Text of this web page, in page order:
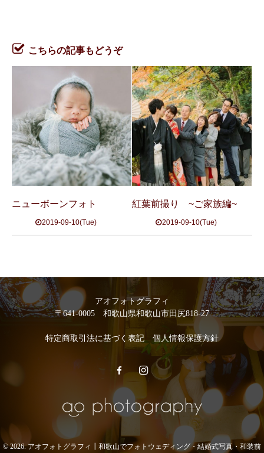
こちらの記事もどうぞ
ニューボーンフォト
2019-09-10(Tue)
紅葉前撮り ~ご家族編~
2019-09-10(Tue)
アオフォトグラフィ
〒641-0005 和歌山県和歌山市田尻818-27
特定商取引法に基づく表記 個人情報保護方針
© 2026. アオフォトグラフィ┃和歌山でフォトウェディング・結婚式写真・和装前